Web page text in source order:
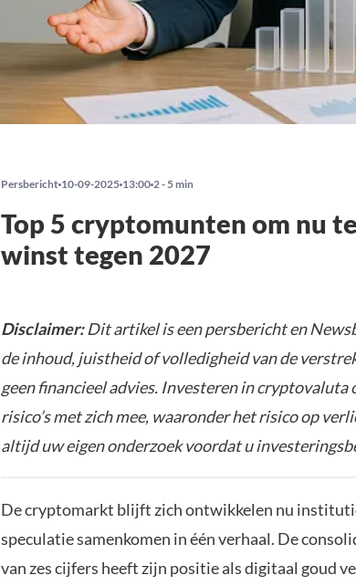
Persbericht 10-09-2025 13:00 2 - 5 min
Top 5 cryptomunten om nu
winst tegen 2027
Disclaimer:Dit artikel is een persbericht en
de inhoud, juistheid of volledigheid van de
geen financieel advies. Investeren in cryptovaluta
risico’s met zich mee, waaronder het risico op
altijd uw eigen onderzoek voordat u
De cryptomarkt blijft zich ontwikkelen nu
speculatie samenkomen in één verhaal. De
van zes cijfers heeft zijn positie als digitaal goud